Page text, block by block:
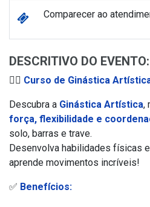
Comparecer ao
DESCRITIVO DO EVENTO:
🤸‍♀️ Curso de Ginástica
Descubra a Ginástica Artística,
força, flexibilidade e
solo, barras e trave.
Desenvolva habilidades físicas
aprende movimentos incríveis!
✅ Benefícios: